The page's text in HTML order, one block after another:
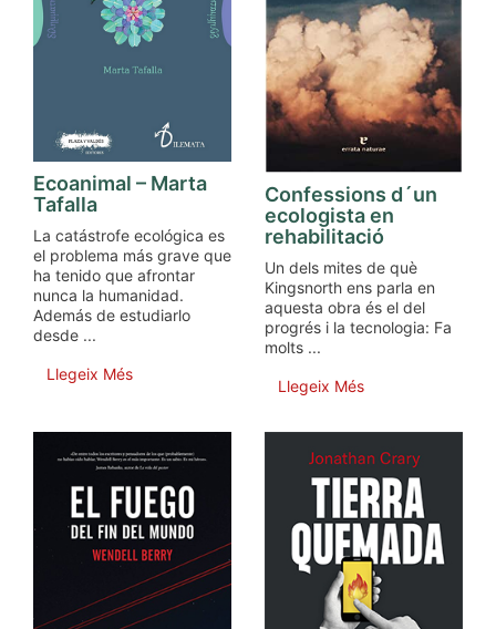
Ecoanimal – Marta
Tafalla
La catástrofe ecológica es
el problema más grave que
ha tenido que afrontar
nunca la humanidad.
Además de estudiarlo
desde ...
Llegeix Més
Confessions d´un
ecologista en
rehabilitació
Un dels mites de què
Kingsnorth ens parla en
aquesta obra és el del
progrés i la tecnologia: Fa
molts ...
Llegeix Més